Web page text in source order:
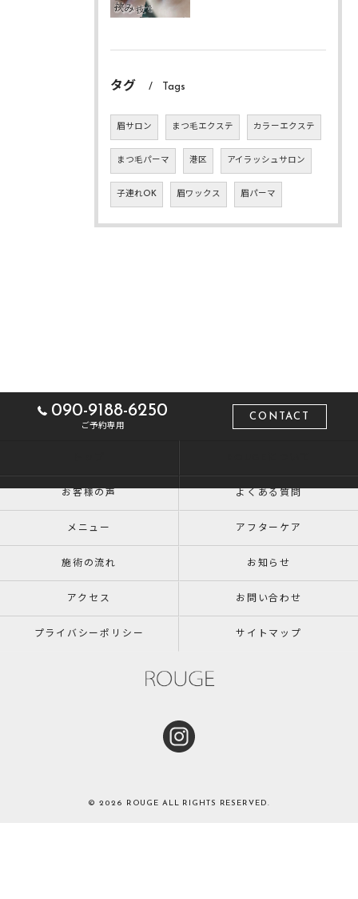
タグ Tags
眉サロン まつ毛エクステ カラーエクステ
まつ毛パーマ 港区 アイラッシュサロン
子連れOK 眉ワックス 眉パーマ
090-9188-6250
ご予約専用
CONTACT
お客様の声 よくある質問
メニュー アフターケア
施術の流れ お知らせ
アクセス お問い合わせ
プライバシーポリシー サイトマップ
© 2026 ROUGE ALL RIGHTS RESERVED.